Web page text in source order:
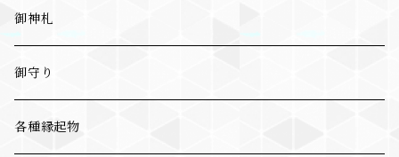
御神札
御守り
各種縁起物